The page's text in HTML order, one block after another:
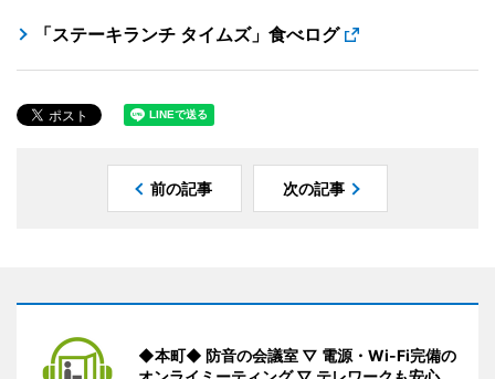
「ステーキランチ タイムズ」食べログ
前の記事 次の記事
◆本町◆ 防音の会議室 ▽ 電源・Wi-Fi完備の